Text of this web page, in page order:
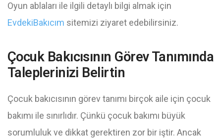
Oyun ablaları ile ilgili detaylı bilgi almak için
EvdekiBakıcım sitemizi ziyaret edebilirsiniz.
Çocuk Bakıcısının Görev Tanımında
Taleplerinizi Belirtin
Çocuk bakıcısının görev tanımı birçok aile için çocuk
bakımı ile sınırlıdır. Çünkü çocuk bakımı büyük
sorumluluk ve dikkat gerektiren zor bir iştir. Ancak